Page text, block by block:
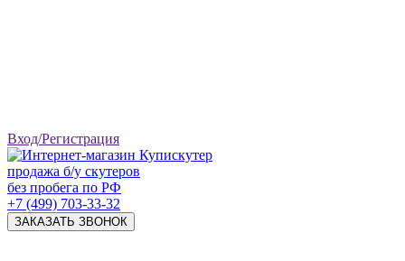
Вход/Регистрация
продажа б/у скутеров
без пробега по РФ
+7 (499) 703-33-32
ЗАКАЗАТЬ ЗВОНОК